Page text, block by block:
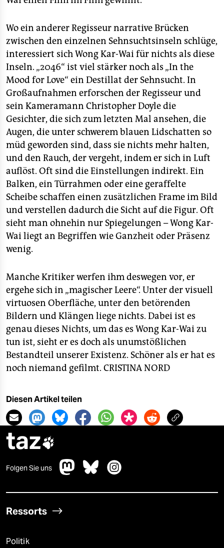
Wo ein anderer Regisseur narrative Brücken
zwischen den einzelnen Sehnsuchtsinseln schlüge,
interessiert sich Wong Kar-Wai für nichts als diese
Inseln. „2046“ ist viel stärker noch als „In the
Mood for Love“ ein Destillat der Sehnsucht. In
Großaufnahmen erforschen der Regisseur und
sein Kameramann Christopher Doyle die
Gesichter, die sich zum letzten Mal ansehen, die
Augen, die unter schwerem blauen Lidschatten so
müd geworden sind, dass sie nichts mehr halten,
und den Rauch, der vergeht, indem er sich in Luft
auflöst. Oft sind die Einstellungen indirekt. Ein
Balken, ein Türrahmen oder eine geraffelte
Scheibe schaffen einen zusätzlichen Frame im Bild
und verstellen dadurch die Sicht auf die Figur. Oft
sieht man ohnehin nur Spiegelungen – Wong Kar-
Wai liegt an Begriffen wie Ganzheit oder Präsenz
wenig.
Manche Kritiker werfen ihm deswegen vor, er
ergehe sich in „magischer Leere“. Unter der visuell
virtuosen Oberfläche, unter den betörenden
Bildern und Klängen liege nichts. Dabei ist es
genau dieses Nichts, um das es Wong Kar-Wai zu
tun ist, sieht er es doch als unumstößlichen
Bestandteil unserer Existenz. Schöner als er hat es
noch niemand gefilmt. CRISTINA NORD
Diesen Artikel teilen
taz
Folgen Sie uns
Ressorts
Politik